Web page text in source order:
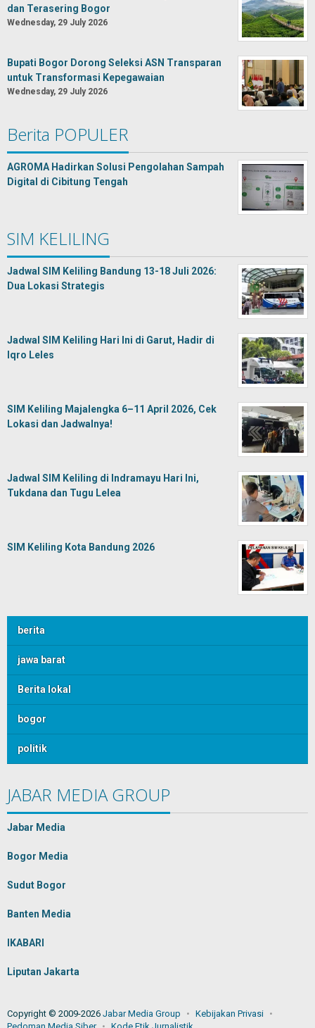
dan Terasering Bogor
Wednesday, 29 July 2026
Bupati Bogor Dorong Seleksi ASN Transparan
untuk Transformasi Kepegawaian
Wednesday, 29 July 2026
Berita POPULER
AGROMA Hadirkan Solusi Pengolahan Sampah
Digital di Cibitung Tengah
SIM KELILING
Jadwal SIM Keliling Bandung 13-18 Juli 2026:
Dua Lokasi Strategis
Jadwal SIM Keliling Hari Ini di Garut, Hadir di
Iqro Leles
SIM Keliling Majalengka 6–11 April 2026, Cek
Lokasi dan Jadwalnya!
Jadwal SIM Keliling di Indramayu Hari Ini,
Tukdana dan Tugu Lelea
SIM Keliling Kota Bandung 2026
berita
jawa barat
Berita lokal
bogor
politik
JABAR MEDIA GROUP
Jabar Media
Bogor Media
Sudut Bogor
Banten Media
IKABARI
Liputan Jakarta
Copyright © 2009-2026 Jabar Media Group
Kebijakan Privasi